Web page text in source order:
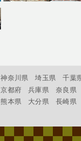
神奈川県 埼玉県 千葉
京都府 兵庫県 奈良県
熊本県 大分県 長崎県